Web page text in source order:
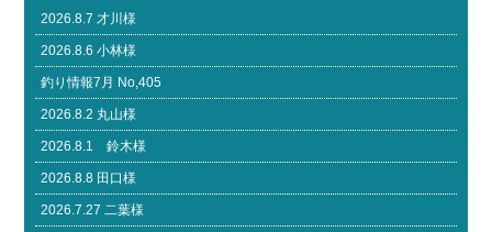
2026.8.7 才川様
2026.8.6 小林様
釣り情報7月 No,405
2026.8.2 丸山様
2026.8.1 鈴木様
2026.8.8 田口様
2026.7.27 二葉様